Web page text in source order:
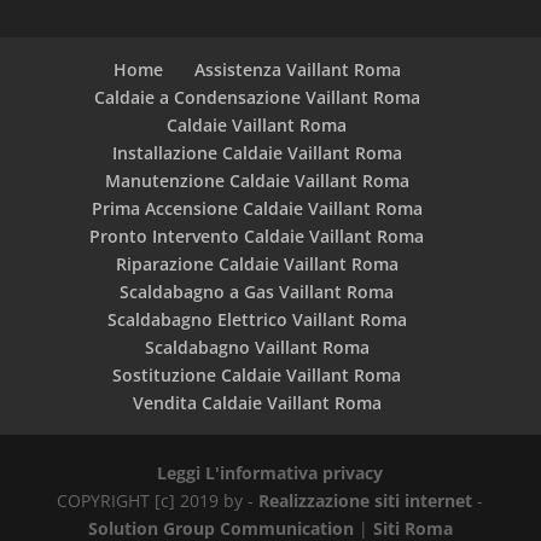
Home
Assistenza Vaillant Roma
Caldaie a Condensazione Vaillant Roma
Caldaie Vaillant Roma
Installazione Caldaie Vaillant Roma
Manutenzione Caldaie Vaillant Roma
Prima Accensione Caldaie Vaillant Roma
Pronto Intervento Caldaie Vaillant Roma
Riparazione Caldaie Vaillant Roma
Scaldabagno a Gas Vaillant Roma
Scaldabagno Elettrico Vaillant Roma
Scaldabagno Vaillant Roma
Sostituzione Caldaie Vaillant Roma
Vendita Caldaie Vaillant Roma
Leggi L'informativa privacy
COPYRIGHT [c] 2019 by - Realizzazione siti internet -
Solution Group Communication | Siti Roma